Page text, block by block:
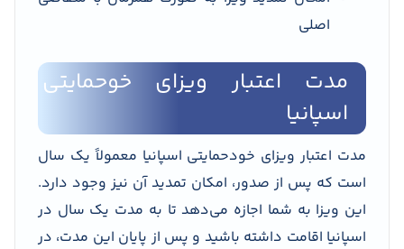
اصلی
مدت اعتبار ویزای خوحمایتی
اسپانیا
مدت اعتبار ویزای خودحمایتی اسپانیا معمولاً یک سال
است که پس از صدور، امکان تمدید آن نیز وجود دارد.
این ویزا به شما اجازه می‌دهد تا به مدت یک سال در
اسپانیا اقامت داشته باشید و پس از پایان این مدت، در